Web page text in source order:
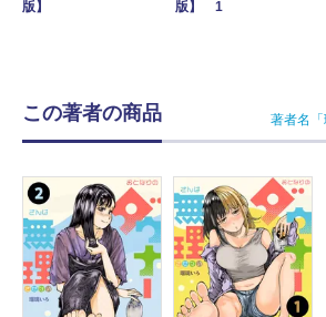
版】
版】 1
この著者の商品 著者名